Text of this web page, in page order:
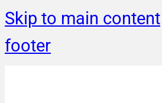
Skip to main content
footer